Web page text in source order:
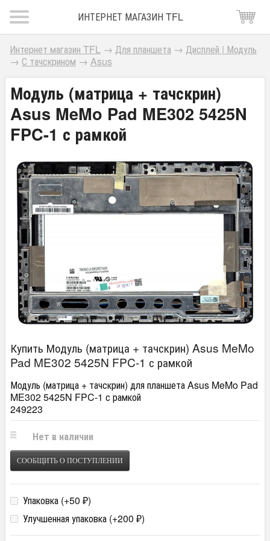
ИНТЕРНЕТ МАГАЗИН TFL
Интернет магазин TFL → Для планшета → Дисплей | Модуль
→ С тачскрином → Asus
Модуль (матрица + тачскрин)
Asus MeMo Pad ME302 5425N
FPC-1 с рамкой
Купить Модуль (матрица + тачскрин) Asus MeMo
Pad ME302 5425N FPC-1 с рамкой
Модуль (матрица + тачскрин) для планшета Asus MeMo Pad
ME302 5425N FPC-1 с рамкой
249223
Нет в наличии
СООБЩИТЬ О ПОСТУПЛЕНИИ
Упаковка (+50 ₽)
Улучшенная упаковка (+200 ₽)